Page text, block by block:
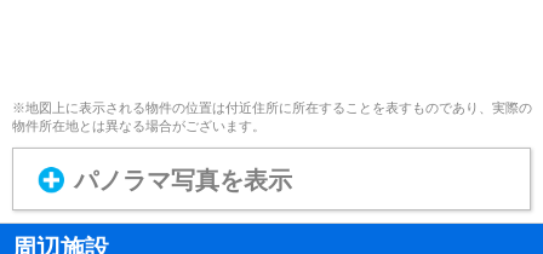
※地図上に表示される物件の位置は付近住所に所在することを表すものであり、実際の
物件所在地とは異なる場合がございます。
パノラマ写真を表示
周辺施設